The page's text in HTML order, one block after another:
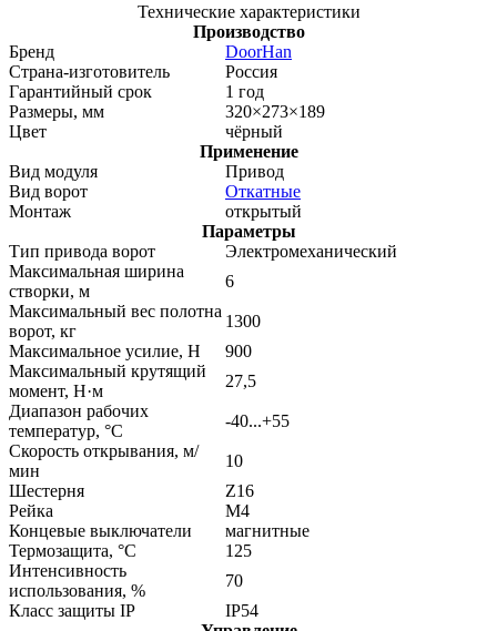
Технические характеристики
Производство
Бренд
DoorHan
Страна-изготовитель
Россия
Гарантийный срок
1 год
Размеры, мм
320×273×189
Цвет
чёрный
Применение
Вид модуля
Привод
Вид ворот
Откатные
Монтаж
открытый
Параметры
Тип привода ворот
Электромеханический
Максимальная ширина
створки, м
6
Максимальный вес полотна
ворот, кг
1300
Максимальное усилие, Н
900
Максимальный крутящий
момент, H·м
27,5
Диапазон рабочих
температур, °С
-40...+55
Скорость открывания, м/
мин
10
Шестерня
Z16
Рейка
М4
Концевые выключатели
магнитные
Термозащита, °С
125
Интенсивность
использования, %
70
Класс защиты IP
IP54